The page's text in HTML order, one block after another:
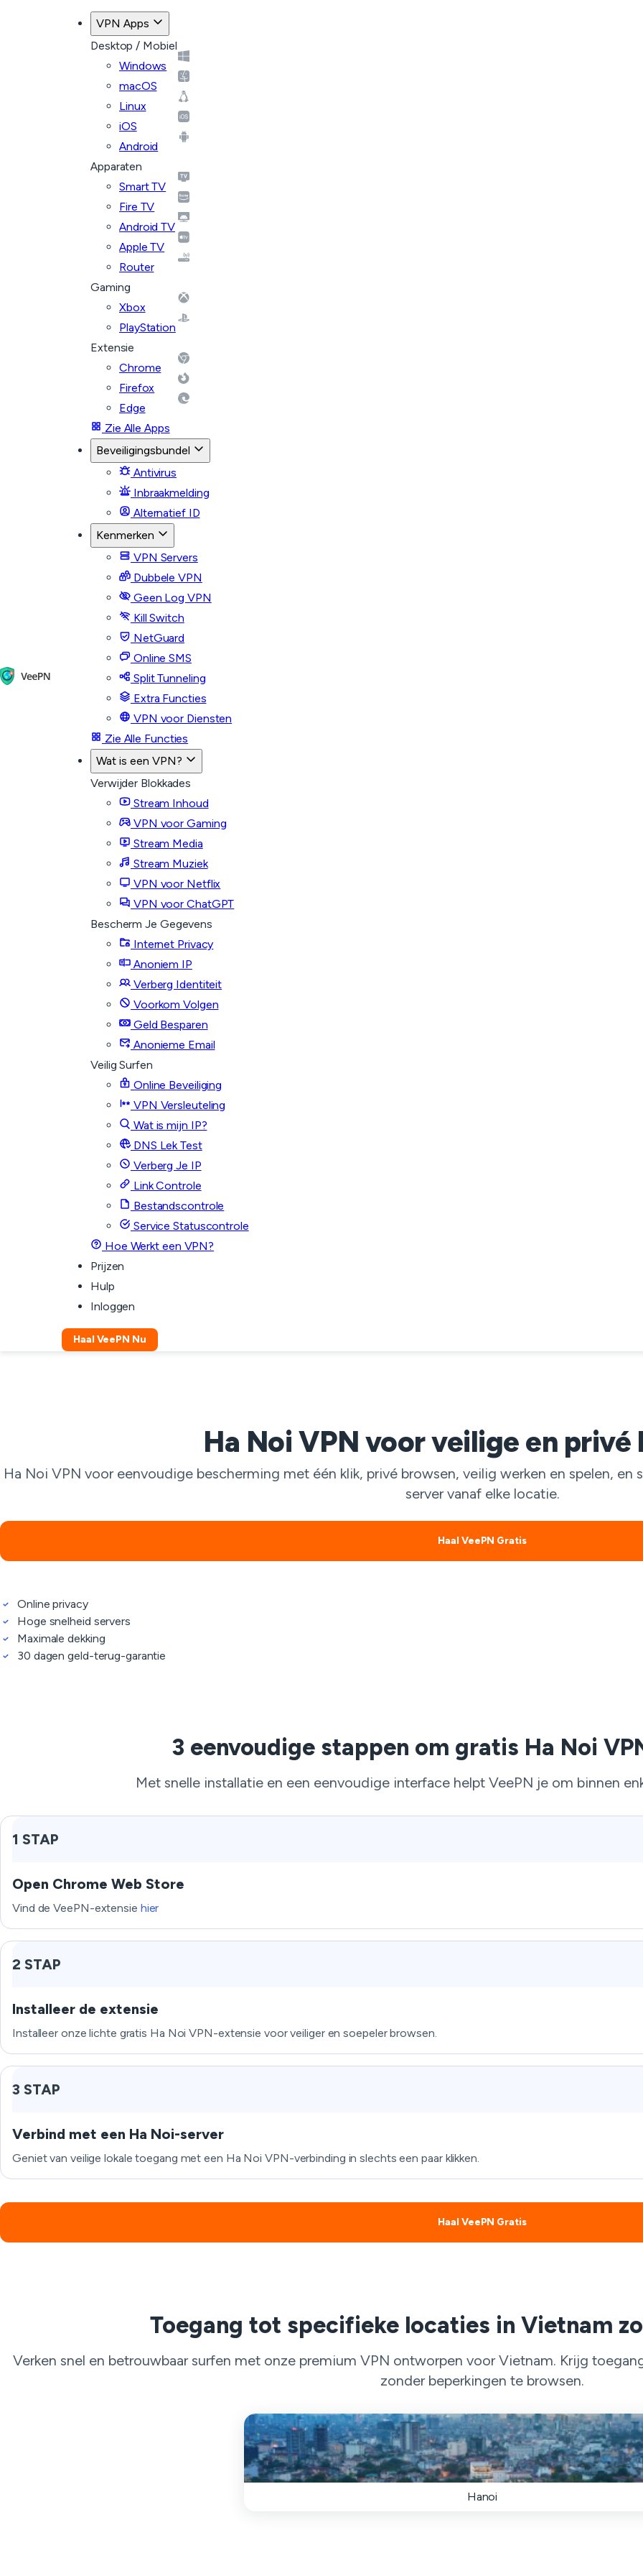
VPN Apps
Desktop / Mobiel
Windows
macOS
Linux
iOS
Android
Apparaten
Smart TV
Fire TV
Android TV
Apple TV
Router
Gaming
Xbox
PlayStation
Extensie
Chrome
Firefox
Edge
Zie Alle Apps
Beveiligingsbundel
Antivirus
Inbraakmelding
Alternatief ID
Kenmerken
VPN Servers
Dubbele VPN
Geen Log VPN
Kill Switch
NetGuard
Online SMS
Split Tunneling
Extra Functies
VPN voor Diensten
Zie Alle Functies
Wat is een VPN?
Verwijder Blokkades
Stream Inhoud
VPN voor Gaming
Stream Media
Stream Muziek
VPN voor Netflix
VPN voor ChatGPT
Bescherm Je Gegevens
Internet Privacy
Anoniem IP
Verberg Identiteit
Voorkom Volgen
Geld Besparen
Anonieme Email
Veilig Surfen
Online Beveiliging
VPN Versleuteling
Wat is mijn IP?
DNS Lek Test
Verberg Je IP
Link Controle
Bestandscontrole
Service Statuscontrole
Hoe Werkt een VPN?
Prijzen
Hulp
Inloggen
Haal VeePN Nu
Ha Noi VPN voor veilige en
Ha Noi VPN voor eenvoudige bescherming met één klik, privé browsen, veilig werken en spelen,
server vanaf elke locatie.
Haal VeePN Gratis
Online privacy
Hoge snelheid servers
Maximale dekking
30 dagen geld-terug-garantie
3 eenvoudige stappen om gratis Ha Noi
Met snelle installatie en een eenvoudige interface helpt VeePN je om binnen
1 STAP
Open Chrome Web Store
Vind de VeePN-extensie hier
2 STAP
Installeer de extensie
Installeer onze lichte gratis Ha Noi VPN-extensie voor veiliger en soepeler browsen.
3 STAP
Verbind met een Ha Noi-server
Geniet van veilige lokale toegang met een Ha Noi VPN-verbinding in slechts een paar klikken.
Haal VeePN Gratis
Toegang tot specifieke locaties in Vietnam
Verken snel en betrouwbaar surfen met onze premium VPN ontworpen voor Vietnam. Krijg
zonder beperkingen te browsen.
Hanoi